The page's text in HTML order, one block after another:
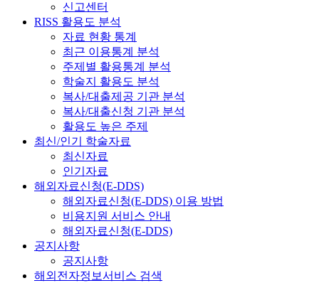
신고센터
RISS 활용도 분석
자료 현황 통계
최근 이용통계 분석
주제별 활용통계 분석
학술지 활용도 분석
복사/대출제공 기관 분석
복사/대출신청 기관 분석
활용도 높은 주제
최신/인기 학술자료
최신자료
인기자료
해외자료신청(E-DDS)
해외자료신청(E-DDS) 이용 방법
비용지원 서비스 안내
해외자료신청(E-DDS)
공지사항
공지사항
해외전자정보서비스 검색